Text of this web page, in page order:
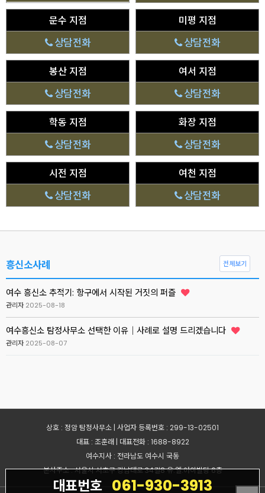
문수 지점
상담전화
미평 지점
상담전화
봉산 지점
상담전화
여서 지점
상담전화
학동 지점
상담전화
화장 지점
상담전화
시전 지점
상담전화
여천 지점
상담전화
흥신소사례
여수 흥신소 추적기: 항구에서 시작된 거짓의 퍼즐
관리자 2025-08-18
여수흥신소 탐정사무소 선택한 이유｜사례로 설명 드리겠습니다
관리자 2025-08-07
전체보기
대표번호 061-930-3913
상호 : 정암 탐정사무소 | 사업자 등록번호 : 299-13-02501
대표 : 조훈래 | 대표전화 : 1688-8922
여수지사 : 전라남도 여수시 국동
본사주소 : 서울시 서초구 강남대로 34길8 유.엘.아이빌딩 6층